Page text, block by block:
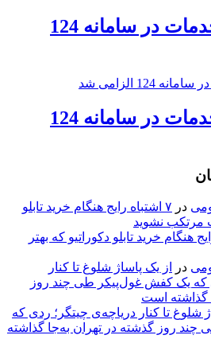
ثبت قیمت کالا و خدمات در سامانه 124
ثبت قیمت کالا و خدمات در سامانه 124
در
۷ اشتباه رایج هنگام خرید تابلو
مرتکب نشوید
هنگام خرید تابلو دکوراتیو که بهتر
در
از یک پاساژ شلوغ تا کنار
که یک کفش غول‌پیکر طی چند روز
گذاشته است
شلوغ تا کنار دریاچه‌ی چیتگر؛ ردی که
روز گذشته در تهران به‌جا گذاشته